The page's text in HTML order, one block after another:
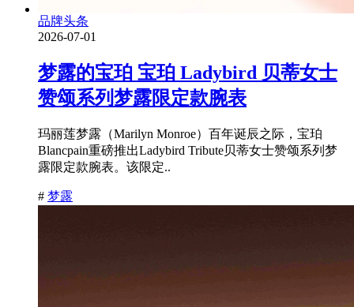
品牌头条
2026-07-01
梦露的宝珀 宝珀 Ladybird 贝蒂女士
赞颂系列梦露限定款腕表
玛丽莲梦露（Marilyn Monroe）百年诞辰之际，宝珀
Blancpain重磅推出Ladybird Tribute贝蒂女士赞颂系列梦
露限定款腕表。该限定..
# 梦露